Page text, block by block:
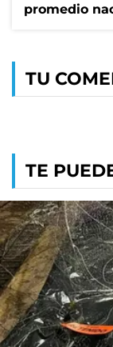
promedio
TU
TE